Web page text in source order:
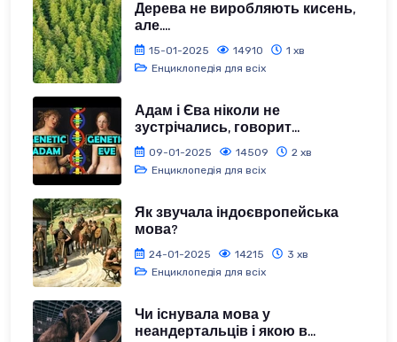
Дерева не виробляють кисень,
але....
15-01-2025 14910
1 хв
Енциклопедія для всіх
Адам і Єва ніколи не
зустрічались, говорит...
09-01-2025 14509
2 хв
Енциклопедія для всіх
Як звучала індоєвропейська
мова?
24-01-2025 14215
3 хв
Енциклопедія для всіх
Чи існувала мова у
неандертальців і якою в...